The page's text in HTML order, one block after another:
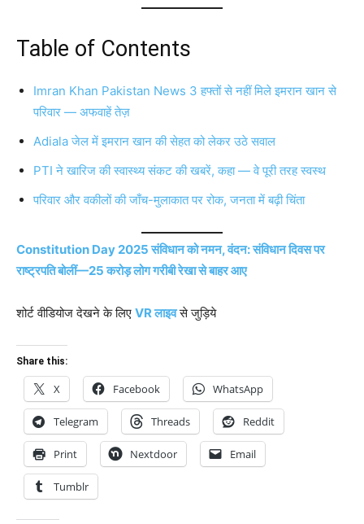
Table of Contents
Imran Khan Pakistan News 3 हफ्तों से नहीं मिले इमरान खान से
परिवार — अफवाहें तेज़
Adiala जेल में इमरान खान की सेहत को लेकर उठे सवाल
PTI ने खारिज की स्वास्थ्य संकट की खबरें, कहा — वे पूरी तरह स्वस्थ
परिवार और वकीलों की जाँच-मुलाकात पर रोक, जनता में बढ़ी चिंता
Constitution Day 2025 संविधान को नमन, वंदन: संविधान दिवस पर
राष्ट्रपति बोलीं—25 करोड़ लोग गरीबी रेखा से बाहर आए
शोर्ट वीडियोज देखने के लिए VR लाइवसे जुड़िये
Share this:
X Facebook WhatsApp
Telegram Threads Reddit
Print Nextdoor Email
Tumblr